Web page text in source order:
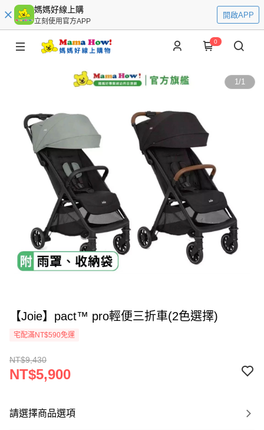
媽媽好線上購
立刻使用官方APP
開啟APP
0
1/1
【Joie】pact™ pro輕便三折車(2色選擇)
宅配滿NT$590免運
NT$9,430
NT$5,900
請選擇商品選項